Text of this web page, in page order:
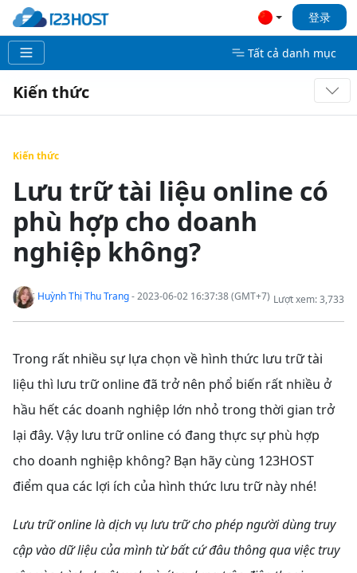
登录
Tất cả danh mục
Kiến thức
Kiến thức
Lưu trữ tài liệu online có
phù hợp cho doanh
nghiệp không?
Lượt xem: 3,733
Huỳnh Thị Thu Trang- 2023-06-02 16:37:38 (GMT+7)
Trong rất nhiều sự lựa chọn về hình thức lưu trữ tài
liệu thì lưu trữ online đã trở nên phổ biến rất nhiều ở
hầu hết các doanh nghiệp lớn nhỏ trong thời gian trở
lại đây. Vậy lưu trữ online có đang thực sự phù hợp
cho doanh nghiệp không? Bạn hãy cùng 123HOST
điểm qua các lợi ích của hình thức lưu trữ này nhé!
Lưu trữ online là dịch vụ lưu trữ cho phép người dùng truy
cập vào dữ liệu của mình từ bất cứ đâu thông qua việc truy